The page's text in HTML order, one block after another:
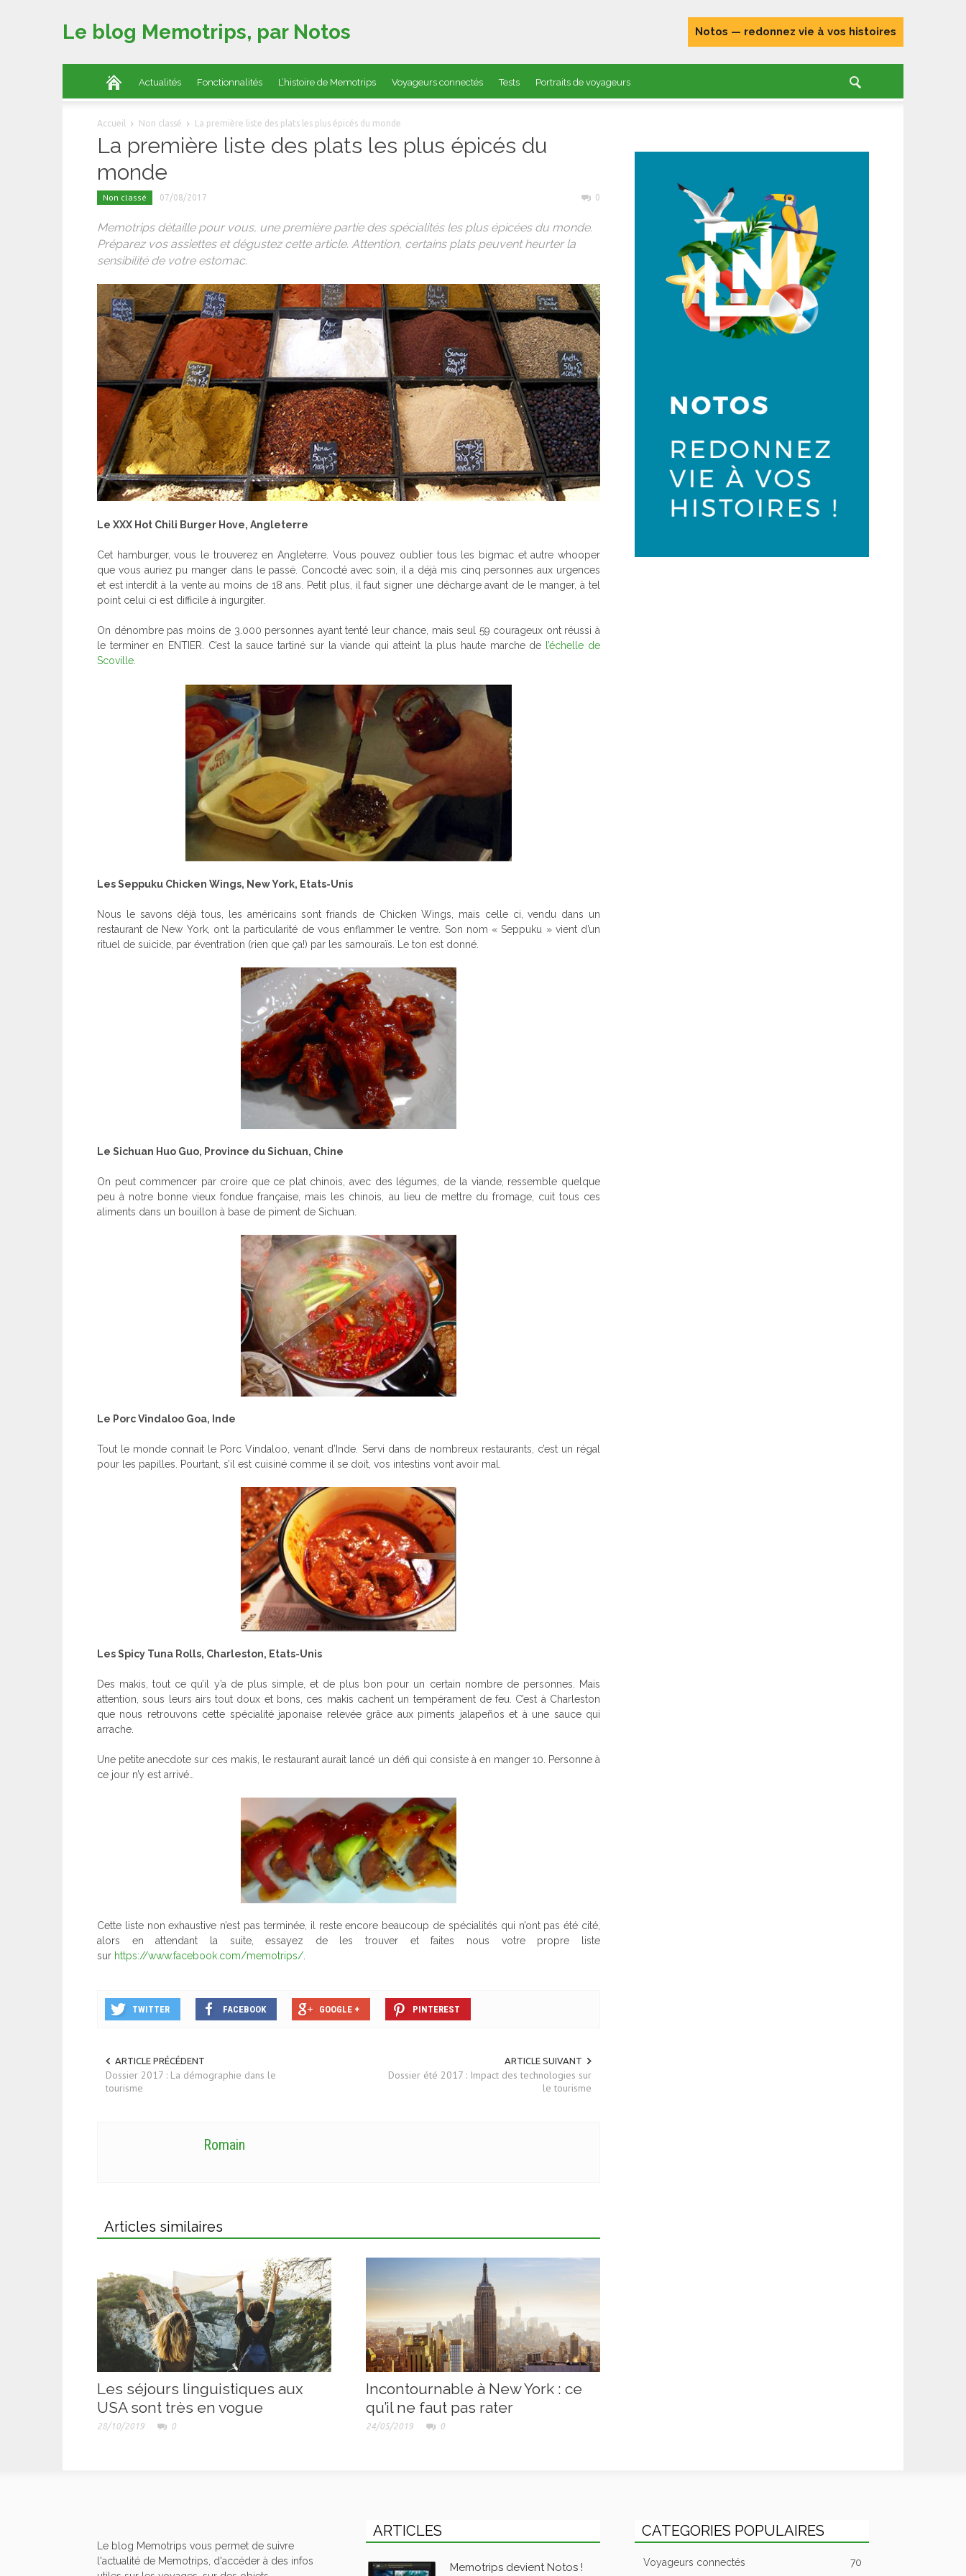
Le blog Memotrips, par Notos Notos — redonnez vie à vos histoires
Actualités Fonctionnalités L’histoire de Memotrips Voyageurs connectés Tests Portraits de voyageurs
Accueil Non classé La première liste des plats les plus épicés du monde
La première liste des plats les plus épicés du
monde
Non classé 07/08/2017 0
Memotrips détaille pour vous, une première partie des spécialités les plus épicées du monde.
Préparez vos assiettes et dégustez cette article. Attention, certains plats peuvent heurter la
sensibilité de votre estomac.
Le XXX Hot Chili Burger Hove, Angleterre
Cet hamburger, vous le trouverez en Angleterre. Vous pouvez oublier tous les bigmac et autre whooper
que vous auriez pu manger dans le passé. Concocté avec soin, il a déjà mis cinq personnes aux urgences
et est interdit à la vente au moins de 18 ans. Petit plus, il faut signer une décharge avant de le manger, à tel
point celui ci est difficile à ingurgiter.
On dénombre pas moins de 3.000 personnes ayant tenté leur chance, mais seul 59 courageux ont réussi à
le terminer en ENTIER. C’est la sauce tartiné sur la viande qui atteint la plus haute marche de
l’échelle de
Scoville
Les Seppuku Chicken Wings, New York, Etats-Unis
Nous le savons déjà tous, les américains sont friands de Chicken Wings, mais celle ci, vendu dans un
restaurant de New York, ont la particularité de vous enflammer le ventre. Son nom « Seppuku » vient d’un
rituel de suicide, par éventration (rien que ça!) par les samouraïs. Le ton est donné.
Le Sichuan Huo Guo, Province du Sichuan, Chine
On peut commencer par croire que ce plat chinois, avec des légumes, de la viande, ressemble quelque
peu à notre bonne vieux fondue française, mais les chinois, au lieu de mettre du fromage, cuit tous ces
aliments dans un bouillon à base de piment de Sichuan.
Le Porc Vindaloo Goa, Inde
Tout le monde connait le Porc Vindaloo, venant d’Inde. Servi dans de nombreux restaurants, c’est un régal
pour les papilles. Pourtant, s’il est cuisiné comme il se doit, vos intestins vont avoir mal.
Les Spicy Tuna Rolls, Charleston, Etats-Unis
Des makis, tout ce qu’il y’a de plus simple, et de plus bon pour un certain nombre de personnes. Mais
attention, sous leurs airs tout doux et bons, ces makis cachent un tempérament de feu. C’est à Charleston
que nous retrouvons cette spécialité japonaise relevée grâce aux piments jalapeños et à une sauce qui
arrache.
Une petite anecdote sur ces makis, le restaurant aurait lancé un défi qui consiste à en manger 10. Personne à
ce jour n’y est arrivé…
Cette liste non exhaustive n’est pas terminée, il reste encore beaucoup de spécialités qui n’ont pas été cité,
alors en attendant la suite, essayez de les trouver et faites nous votre propre liste
sur https://www.facebook.com/memotrips/
TWITTER FACEBOOK GOOGLE + PINTEREST
ARTICLE PRÉCÉDENT
Dossier 2017 : La démographie dans le
tourisme
ARTICLE SUIVANT
Dossier été 2017 : Impact des technologies sur
le tourisme
Romain
Articles similaires
Les séjours linguistiques aux
USA sont très en vogue
28/10/2019 0
Incontournable à New York : ce
qu’il ne faut pas rater
24/05/2019 0
Le blog Memotrips vous permet de suivre
l'actualité de Memotrips, d'accéder à des infos
ARTICLES
Memotrips devient Notos !
CATEGORIES POPULAIRES
Voyageurs connectés 70